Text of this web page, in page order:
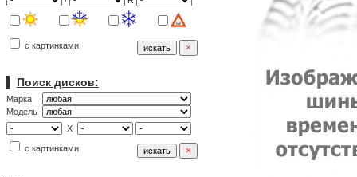
с картинками
Поиск дисков:
Марка
Модель
X
с картинками